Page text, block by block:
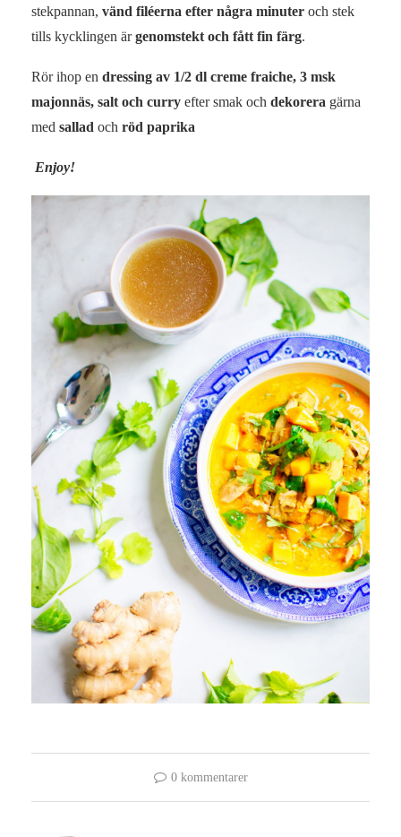
stekpannan, vänd filéerna efter några minuter och stek
tills kycklingen ärgenomstekt och fått fin färg.
Rör ihop en dressing av 1/2 dl creme fraiche, 3 msk
majonnäs, salt och curry efter smak och dekorera gärna
med sallad och röd paprika
Enjoy!
0 kommentarer